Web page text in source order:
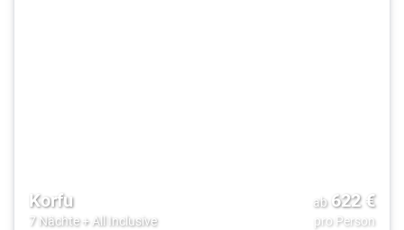
Korfu
7 Nächte+ All Inclusive
ab 622€
pro Person